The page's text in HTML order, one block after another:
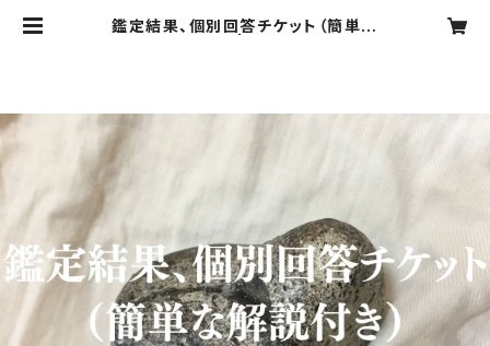
鑑定結果、個別回答チケット（簡単な